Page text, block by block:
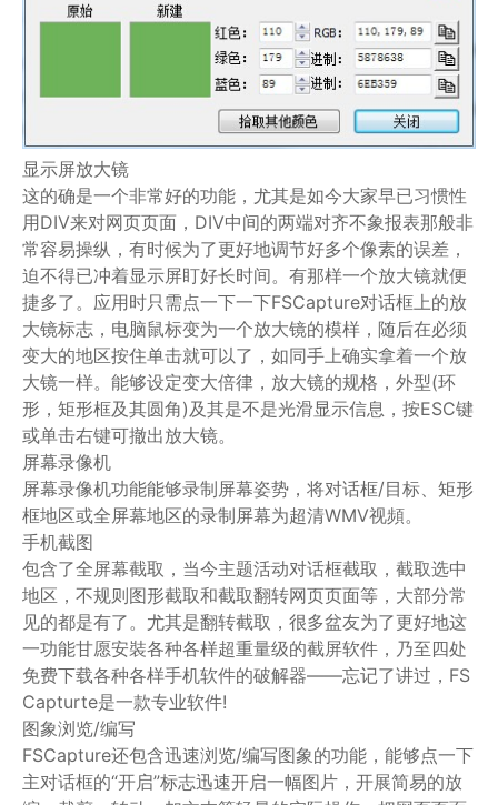
显示屏放大镜
这的确是一个非常好的功能，尤其是如今大家早已习惯性
用DIV来对网页页面，DIV中间的两端对齐不象报表那般非
常容易操纵，有时候为了更好地调节好多个像素的误差，
迫不得已冲着显示屏盯好长时间。有那样一个放大镜就便
捷多了。应用时只需点一下一下FSCapture对话框上的放
大镜标志，电脑鼠标变为一个放大镜的模样，随后在必须
变大的地区按住单击就可以了，如同手上确实拿着一个放
大镜一样。能够设定变大倍律，放大镜的规格，外型(环
形，矩形框及其圆角)及其是不是光滑显示信息，按ESC键
或单击右键可撤出放大镜。
屏幕录像机
屏幕录像机功能能够录制屏幕姿势，将对话框/目标、矩形
框地区或全屏幕地区的录制屏幕为超清WMV视頻。
手机截图
包含了全屏幕截取，当今主题活动对话框截取，截取选中
地区，不规则图形截取和截取翻转网页页面等，大部分常
见的都是有了。尤其是翻转截取，很多盆友为了更好地这
一功能甘愿安裝各种各样超重量级的截屏软件，乃至四处
免费下载各种各样手机软件的破解器——忘记了讲过，FS
Capturte是一款专业软件!
图象浏览/编写
FSCapture还包含迅速浏览/编写图象的功能，能够点一下
主对话框的“开启”标志迅速开启一幅图片，开展简易的放